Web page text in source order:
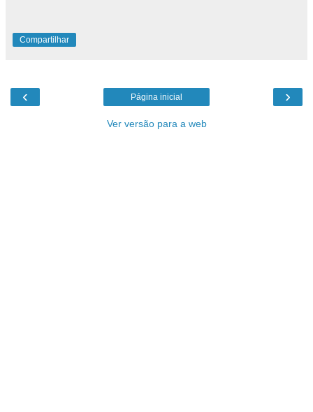
Compartilhar
‹ ›
Página inicial
Ver versão para a web